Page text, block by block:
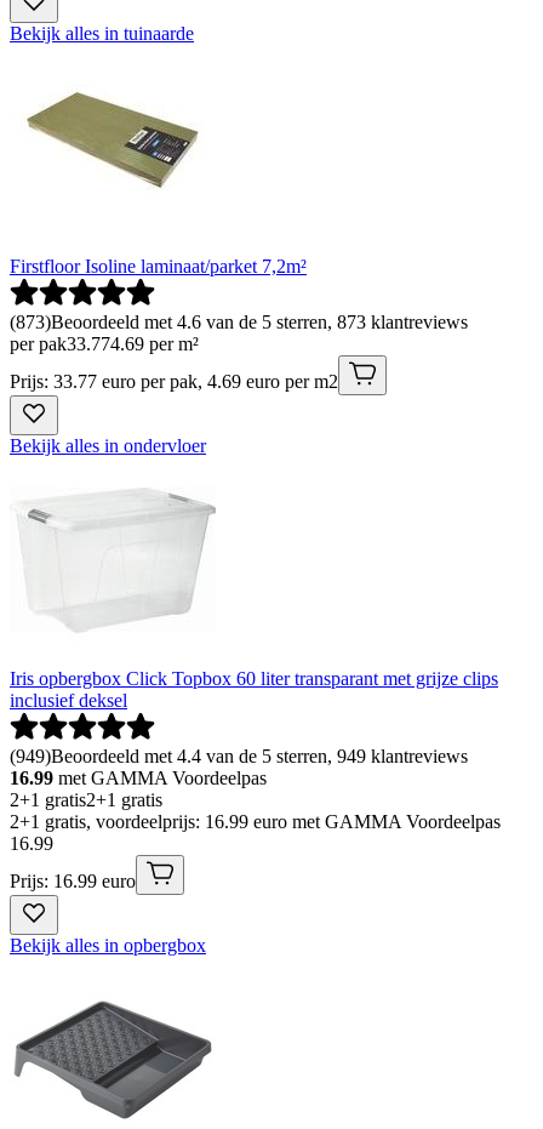
Bekijk alles in tuinaarde
Firstfloor Isoline laminaat/parket 7,2m²
(873)Beoordeeld met 4.6 van de 5 sterren, 873 klantreviews
per pak33.774.69 per m²
Prijs: 33.77 euro per pak, 4.69 euro per m2
Bekijk alles in ondervloer
Iris opbergbox Click Topbox 60 liter transparant met grijze clips
inclusief deksel
(949)Beoordeeld met 4.4 van de 5 sterren, 949 klantreviews
16.99 met GAMMA Voordeelpas
2+1 gratis2+1 gratis
2+1 gratis, voordeelprijs: 16.99 euro met GAMMA Voordeelpas
16.99
Prijs: 16.99 euro
Bekijk alles in opbergbox